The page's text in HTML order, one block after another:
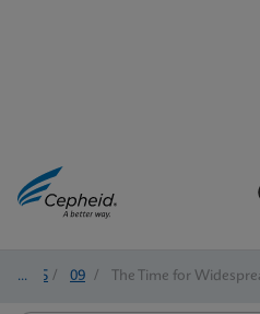
2025 / 09 / The Time for